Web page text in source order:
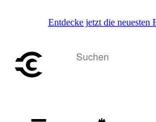
Entdecke jetzt die neuesten